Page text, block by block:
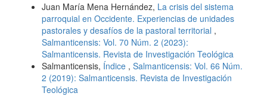
Juan María Mena Hernández, La crisis del sistema
parroquial en Occidente. Experiencias de unidades
pastorales y desafíos de la pastoral territorial ,
Salmanticensis: Vol. 70 Núm. 2 (2023):
Salmanticensis. Revista de Investigación Teológica
Salmanticensis, Índice , Salmanticensis: Vol. 66 Núm.
2 (2019): Salmanticensis. Revista de Investigación
Teológica